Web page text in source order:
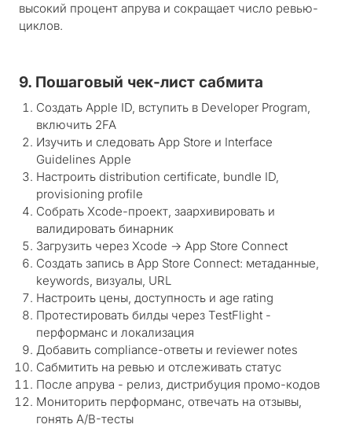
высокий процент апрува и сокращает число ревью-
циклов.
9. Пошаговый чек-лист сабмита
Создать Apple ID, вступить в Developer Program,
включить 2FA
Изучить и следовать App Store и Interface
Guidelines Apple
Настроить distribution certificate, bundle ID,
provisioning profile
Собрать Xcode-проект, заархивировать и
валидировать бинарник
Загрузить через Xcode → App Store Connect
Создать запись в App Store Connect: метаданные,
keywords, визуалы, URL
Настроить цены, доступность и age rating
Протестировать билды через TestFlight -
перформанс и локализация
Добавить compliance-ответы и reviewer notes
Сабмитить на ревью и отслеживать статус
После апрува - релиз, дистрибуция промо-кодов
Мониторить перформанс, отвечать на отзывы,
гонять A/B-тесты